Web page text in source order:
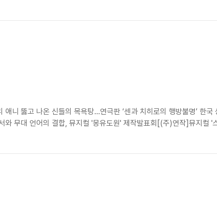
뚫고 나온 신들의 목욕탕…연극판 ‘센과 치히로의 행방불명’ 한
무대 언어의 결합, 뮤지컬 '몽유도원' 제작발표회[(주)연작]뮤지컬 '